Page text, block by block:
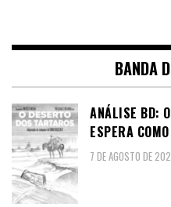
BANDA
ANÁLISE BD:
ESPERA
7 DE AGOSTO DE